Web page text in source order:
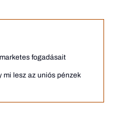
fogadásait
mi lesz az uniós pénzek